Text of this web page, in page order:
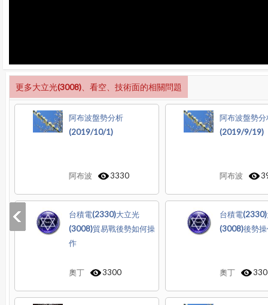
更多大立光(3008)、看空、技術面的相關問題
阿布波盤勢分析
(2019/10/1)
阿布波 3330
阿布波盤勢分
(2019/9/19)
阿布波
台積電(2330)大立光
(3008)貿易戰後勢如何操
作
奧丁 3300
台積電
(3008)後勢
奧丁